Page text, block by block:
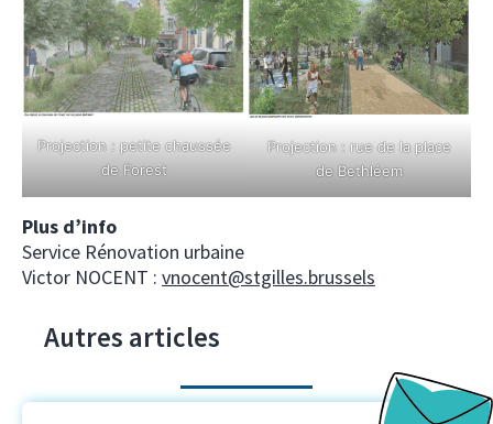
Projection : petite chaussée
de Forest
Projection : rue de la place
de Bethléem
Plus d’info
Service Rénovation urbaine
Victor NOCENT : vnocent@stgilles.brussels
Autres articles